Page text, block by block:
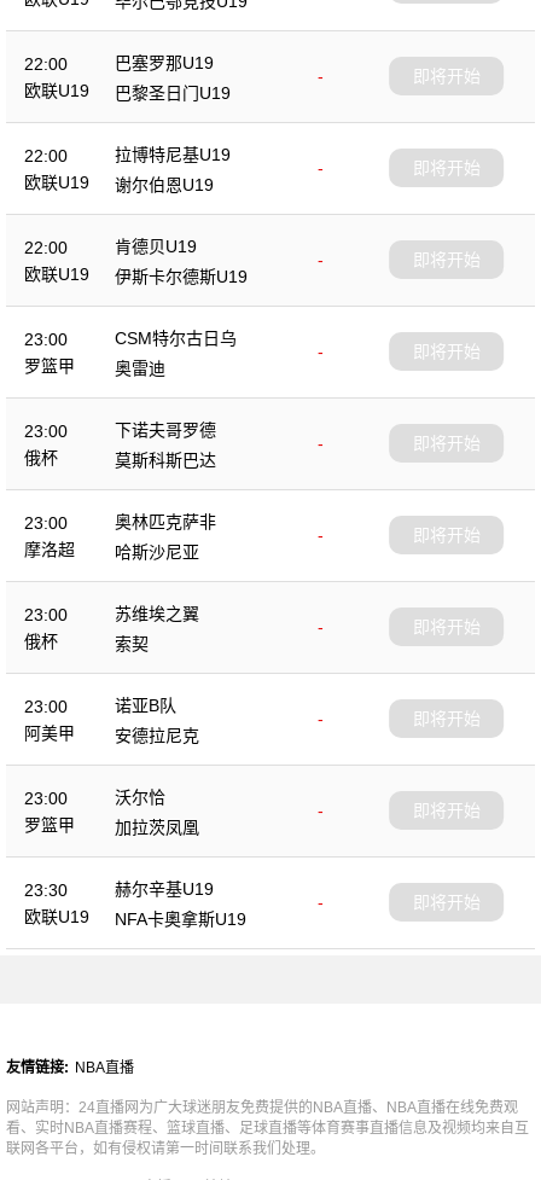
22:00
欧联U19
巴塞罗那U19
-
巴黎圣日门U19
即将开始
22:00
欧联U19
拉博特尼基U19
-
谢尔伯恩U19
即将开始
22:00
欧联U19
肯德贝U19
-
伊斯卡尔德斯U19
即将开始
23:00
罗篮甲
CSM特尔古日乌
-
奥雷迪
即将开始
23:00
俄杯
下诺夫哥罗德
-
莫斯科斯巴达
即将开始
23:00
摩洛超
奥林匹克萨非
-
哈斯沙尼亚
即将开始
23:00
俄杯
苏维埃之翼
-
索契
即将开始
23:00
阿美甲
诺亚B队
-
安德拉尼克
即将开始
23:00
罗篮甲
沃尔恰
-
加拉茨凤凰
即将开始
23:30
欧联U19
赫尔辛基U19
-
NFA卡奧拿斯U19
即将开始
友情链接: NBA直播
网站声明：24直播网为广大球迷朋友免费提供的NBA直播、NBA直播在线免费观
看、实时NBA直播赛程、篮球直播、足球直播等体育赛事直播信息及视频均来自互
联网各平台，如有侵权请第一时间联系我们处理。